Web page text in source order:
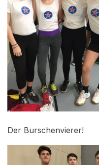
Der Burschenvierer!